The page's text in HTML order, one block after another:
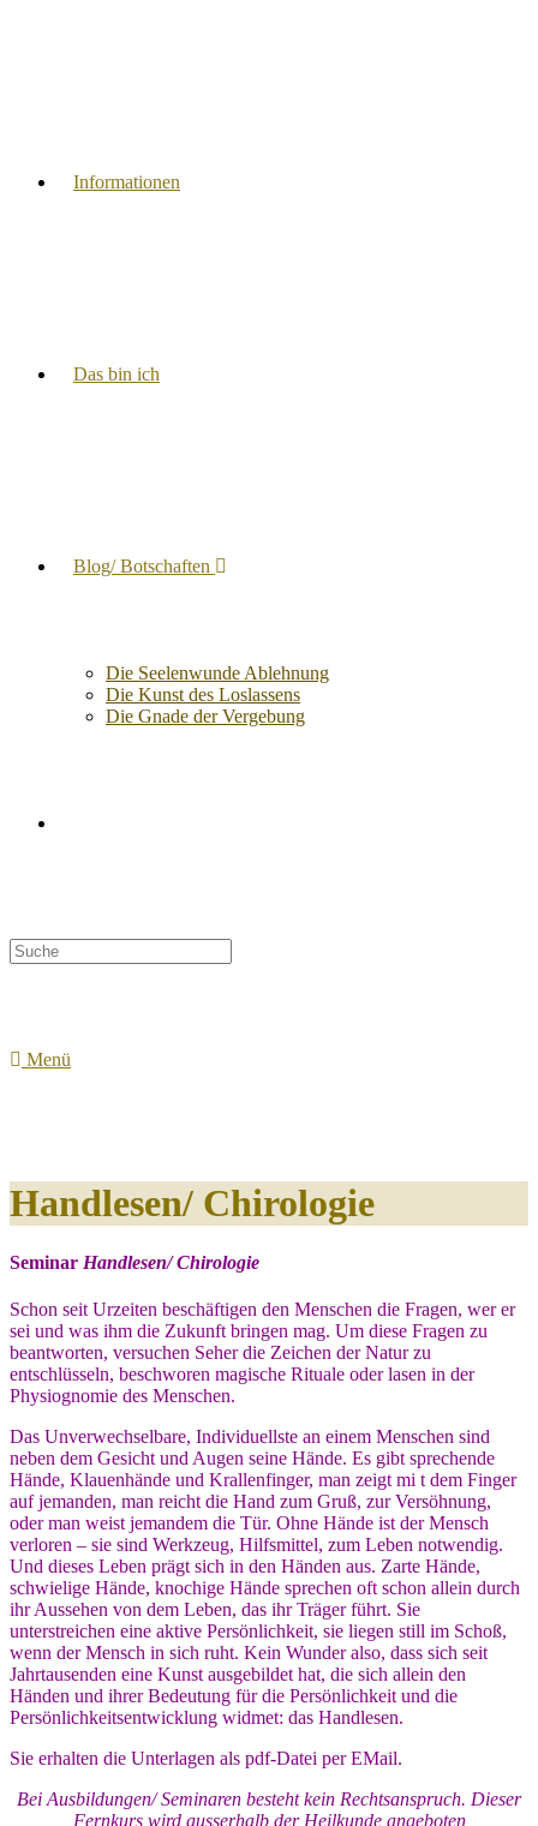
Informationen
Das bin ich
Blog/ Botschaften
Die Seelenwunde Ablehnung
Die Kunst des Loslassens
Die Gnade der Vergebung
Suche
nach:
Menü
Handlesen/ Chirologie
Seminar Handlesen/ Chirologie
Schon seit Urzeiten beschäftigen den Menschen die Fragen, wer er
sei und was ihm die Zukunft bringen mag. Um diese Fragen zu
beantworten, versuchen Seher die Zeichen der Natur zu
entschlüsseln, beschworen magische Rituale oder lasen in der
Physiognomie des Menschen.
Das Unverwechselbare, Individuellste an einem Menschen sind
neben dem Gesicht und Augen seine Hände. Es gibt sprechende
Hände, Klauenhände und Krallenfinger, man zeigt mi t dem Finger
auf jemanden, man reicht die Hand zum Gruß, zur Versöhnung,
oder man weist jemandem die Tür. Ohne Hände ist der Mensch
verloren – sie sind Werkzeug, Hilfsmittel, zum Leben notwendig.
Und dieses Leben prägt sich in den Händen aus. Zarte Hände,
schwielige Hände, knochige Hände sprechen oft schon allein durch
ihr Aussehen von dem Leben, das ihr Träger führt. Sie
unterstreichen eine aktive Persönlichkeit, sie liegen still im Schoß,
wenn der Mensch in sich ruht. Kein Wunder also, dass sich seit
Jahrtausenden eine Kunst ausgebildet hat, die sich allein den
Händen und ihrer Bedeutung für die Persönlichkeit und die
Persönlichkeitsentwicklung widmet: das Handlesen.
Sie erhalten die Unterlagen als pdf-Datei per EMail.
Bei Ausbildungen/ Seminaren besteht kein Rechtsanspruch. Dieser
Fernkurs wird ausserhalb der Heilkunde angeboten